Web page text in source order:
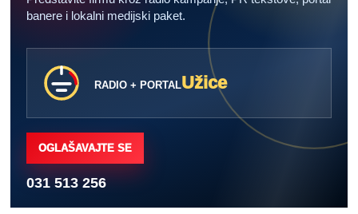
banere i lokalni medijski paket.
RADIO + PORTALUžice
OGLAŠAVAJTE SE
031 513 256